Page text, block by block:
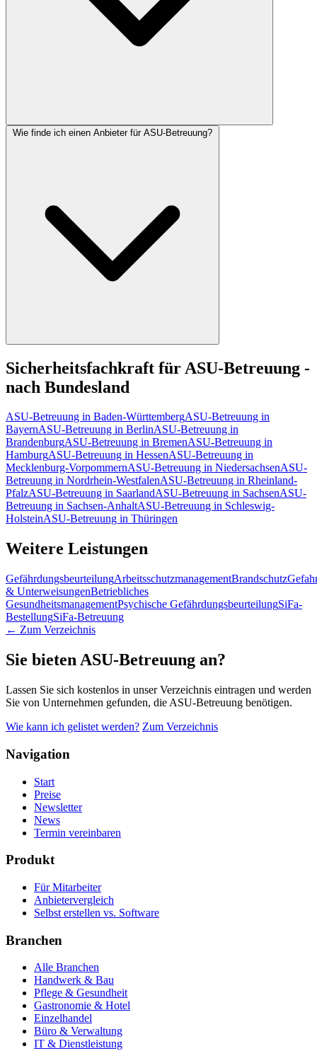
Sicherheitsfachkraft für ASU-Betreuung -
nach Bundesland
ASU-Betreuung in Baden-WürttembergASU-Betreuung in
BayernASU-Betreuung in BerlinASU-Betreuung in
BrandenburgASU-Betreuung in BremenASU-Betreuung in
HamburgASU-Betreuung in HessenASU-Betreuung in
Mecklenburg-VorpommernASU-Betreuung in NiedersachsenASU-
Betreuung in Nordrhein-WestfalenASU-Betreuung in Rheinland-
PfalzASU-Betreuung in SaarlandASU-Betreuung in SachsenASU-
Betreuung in Sachsen-AnhaltASU-Betreuung in Schleswig-
HolsteinASU-Betreuung in Thüringen
Weitere Leistungen
GefährdungsbeurteilungArbeitsschutzmanagementBrandschutz
& UnterweisungenBetriebliches
GesundheitsmanagementPsychische GefährdungsbeurteilungSiFa-
BestellungSiFa-Betreuung
← Zum Verzeichnis
Sie bieten ASU-Betreuung an?
Lassen Sie sich kostenlos in unser Verzeichnis eintragen und werden
Sie von Unternehmen gefunden, die ASU-Betreuung benötigen.
Wie kann ich gelistet werden? Zum Verzeichnis
Navigation
Start
Preise
Newsletter
News
Termin vereinbaren
Produkt
Für Mitarbeiter
Anbietervergleich
Selbst erstellen vs. Software
Branchen
Alle Branchen
Handwerk & Bau
Pflege & Gesundheit
Gastronomie & Hotel
Einzelhandel
Büro & Verwaltung
IT & Dienstleistung